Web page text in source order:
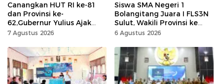
Canangkan HUT RI ke-81
dan Provinsi ke-
62,Gubernur Yulius Ajak
Seluruh Masyarakat
Kemerdekaan Momentum
Kerja Keras
7 Agustus 2026
Siswa SMA Negeri 1
Bolangitang Juara I FLS3N
Sulut, Wakili Provinsi ke
Tingkat Nasional
6 Agustus 2026